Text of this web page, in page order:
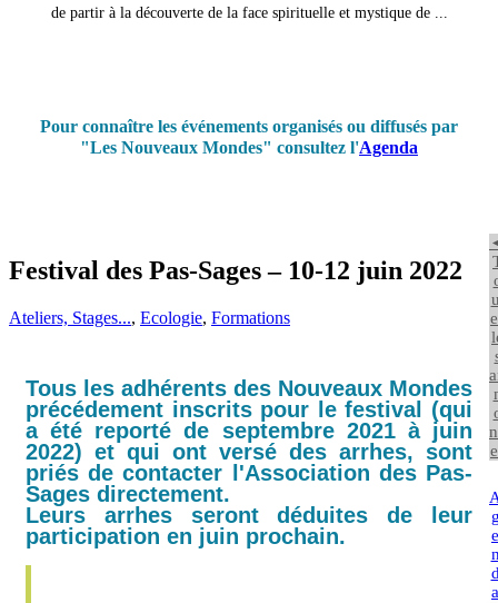
de partir à la découverte de la face spirituelle et mystique de ...
Pour connaître les événements organisés ou diffusés par
"Les Nouveaux Mondes" consultez l'Agenda
Festival des Pas-Sages – 10-12 juin 2022
Ateliers, Stages..., Ecologie, Formations
Tous les adhérents des Nouveaux Mondes
précédement inscrits pour le festival (qui
a été reporté de septembre 2021 à juin
2022) et qui ont versé des arrhes, sont
priés de contacter l'Association des Pas-
Sages directement.
Leurs arrhes seront déduites de leur
participation en juin prochain.
e
a